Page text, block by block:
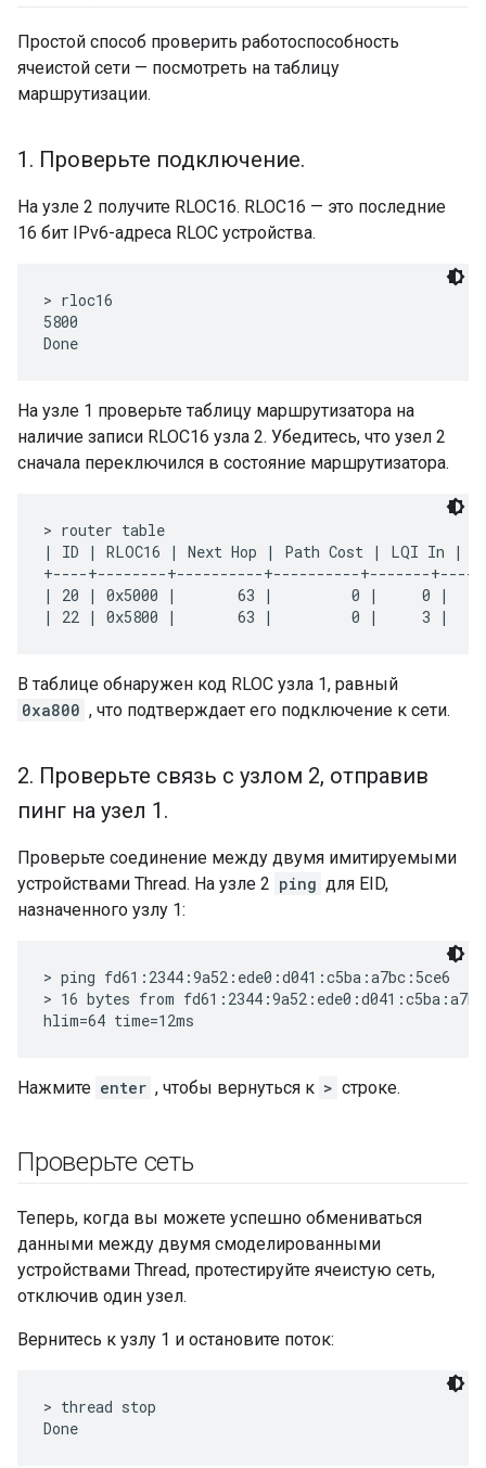
Простой способ проверить работоспособность
ячеистой сети — посмотреть на таблицу
маршрутизации.
1 . Проверьте подключение.
На узле 2 получите RLOC16. RLOC16 — это последние
16 бит IPv6-адреса RLOC устройства.
> rloc16
5800
На узле 1 проверьте таблицу маршрутизатора на
наличие записи RLOC16 узла 2. Убедитесь, что узел 2
сначала переключился в состояние маршрутизатора.
> router table
| ID | RLOC16 | Next Hop | Path Cost | LQI In |
+----+--------+----------+----------+-------
| 20 | 0x5000 |       63 |         0 |     0 |      0
В таблице обнаружен код RLOC узла 1, равный
0xa800 , что подтверждает его подключение к сети.
2. Проверьте связь с узлом 2, отправив
пинг на узел 1 .
Проверьте соединение между двумя имитируемыми
устройствами Thread. На узле 2 ping для EID,
назначенного узлу 1:
> ping fd61:2344:9a52:ede0:d041:c5ba:a7bc:5ce6
> 16 bytes from
Нажмите enter , чтобы вернуться к > строке.
Проверьте сеть
Теперь, когда вы можете успешно обмениваться
данными между двумя смоделированными
устройствами Thread, протестируйте ячеистую сеть,
отключив один узел.
Вернитесь к узлу 1 и остановите поток:
> thread stop